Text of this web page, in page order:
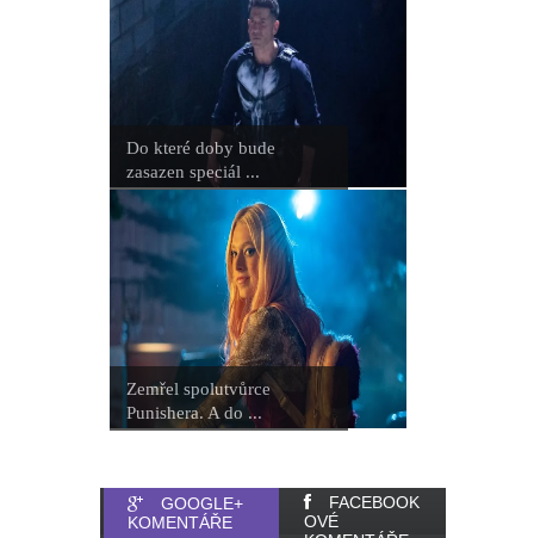
Do které doby bude
zasazen speciál ...
Zemřel spolutvůrce
Punishera. A do ...
GOOGLE+
KOMENTÁŘE
FACEBOOK
OVÉ